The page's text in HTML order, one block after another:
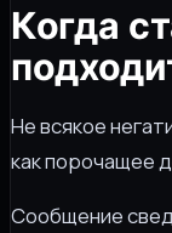
Когда
Не всякое
как порочащее
Сообщение